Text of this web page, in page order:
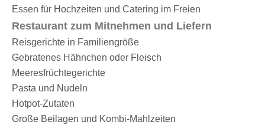
Essen für Hochzeiten und Catering im Freien
Restaurant zum Mitnehmen und Liefern
Reisgerichte in Familiengröße
Gebratenes Hähnchen oder Fleisch
Meeresfrüchtegerichte
Pasta und Nudeln
Hotpot-Zutaten
Große Beilagen und Kombi-Mahlzeiten